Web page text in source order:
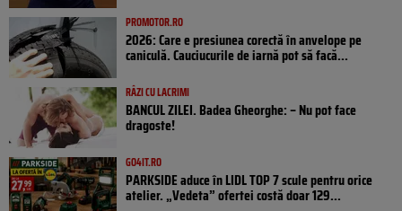
PROMOTOR.RO
2026: Care e presiunea corectă în anvelope pe
caniculă. Cauciucurile de iarnă pot să facă...
RÂZI CU LACRIMI
BANCUL ZILEI. Badea Gheorghe: – Nu pot face
dragoste!
GO4IT.RO
PARKSIDE aduce în LIDL TOP 7 scule pentru orice
atelier. „Vedeta” ofertei costă doar 129...